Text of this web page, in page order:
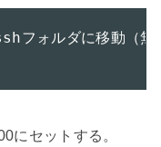
フォルダに移動（無
にセットする。